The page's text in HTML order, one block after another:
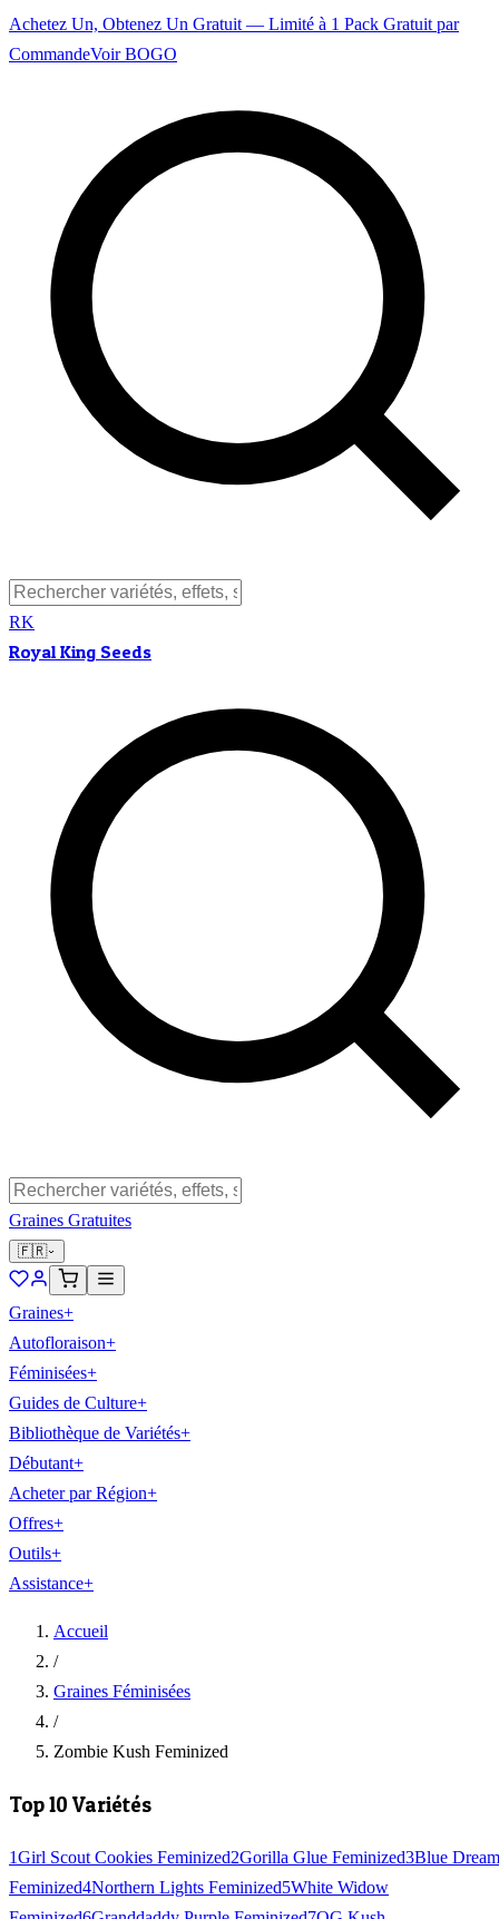
Achetez Un, Obtenez Un Gratuit — Limité à 1 Pack Gratuit par
CommandeVoir BOGO
RK
Royal King Seeds
Graines Gratuites
🇫🇷
Graines+
Autofloraison+
Féminisées+
Guides de Culture+
Bibliothèque de Variétés+
Débutant+
Acheter par Région+
Offres+
Outils+
Assistance+
Accueil
/
Graines Féminisées
/
Zombie Kush Feminized
Top 10 Variétés
1Girl Scout Cookies Feminized2Gorilla Glue Feminized3Blue Dream
Feminized4Northern Lights Feminized5White Widow